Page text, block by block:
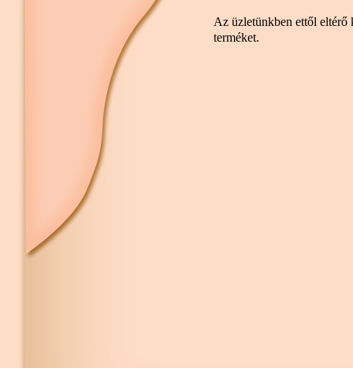
Az üzletünkben ettől eltérő
terméket.